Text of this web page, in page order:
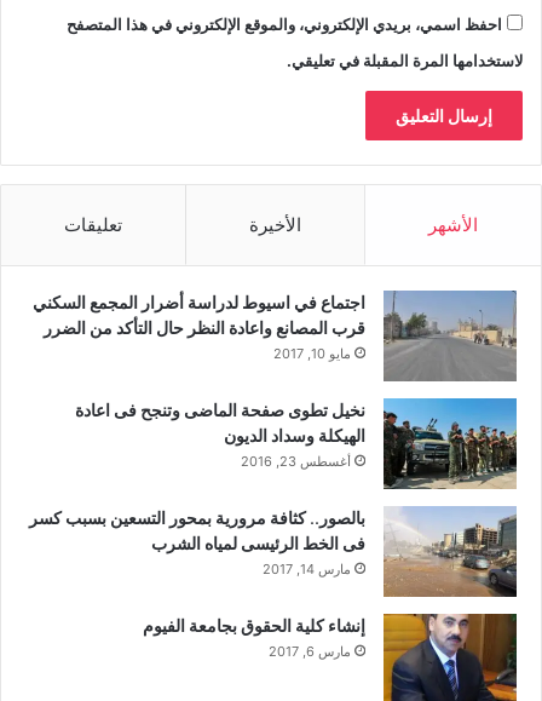
احفظ اسمي، بريدي الإلكتروني، والموقع الإلكتروني في هذا المتصفح
لاستخدامها المرة المقبلة في تعليقي.
الأشهر الأخيرة تعليقات
اجتماع في اسيوط لدراسة أضرار المجمع السكني
قرب المصانع واعادة النظر حال التأكد من الضرر
مايو 10, 2017
نخيل تطوى صفحة الماضى وتنجح فى اعادة
الهيكلة وسداد الديون
أغسطس 23, 2016
بالصور.. كثافة مرورية بمحور التسعين بسبب كسر
فى الخط الرئيسى لمياه الشرب
مارس 14, 2017
إنشاء كلية الحقوق بجامعة الفيوم
مارس 6, 2017